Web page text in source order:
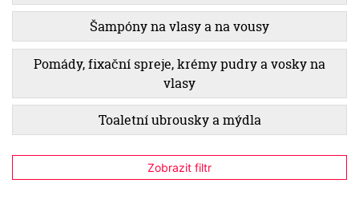
Šampóny na vlasy a na vousy
Pomády, fixační spreje, krémy pudry a vosky na
vlasy
Toaletní ubrousky a mýdla
Zobrazit filtr